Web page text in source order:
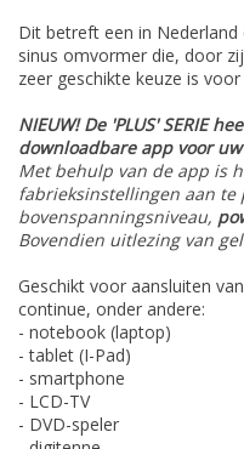
Dit betreft een in
sinus omvormer die, door
zeer geschikte keuze is
NIEUW! De 'PLUS' SERIE
downloadbare app voor
Met behulp van de app is
fabrieksinstellingen aan te
bovenspanningsniveau,
Bovendien uitlezing van
Geschikt voor aansluiten
continue, onder andere:
- notebook (laptop)
- tablet (I-Pad)
- smartphone
- LCD-TV
- DVD-speler